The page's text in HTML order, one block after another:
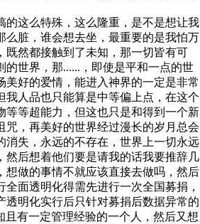
这么特殊，这么隆重，是不是想让我
脏，谁会想去坐，最重要的是我怕万
既然都接触到了未知，那一切皆有可
的世界，那...... ，即使是平和一点的世
好的爱情，能进入神界的一定是非常
人品也只能算是中等偏上点，在这个
等超能力，但这也只是和得到一个新
，再美好的世界经过漫长的岁月总会
失，永远的不存在，世界上一切永远
后想着他们要是请我的话我要推辞几
想做的事情不就应该直接去做吗，然后
面透明化得需先进行一次全国募捐，
明化实行后只针对募捐后数据异常的
有一定管理经验的一个人，然后又想